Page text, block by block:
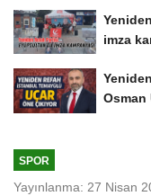
imza
Osman
SPOR
Yayınlanma: 27 Nisan